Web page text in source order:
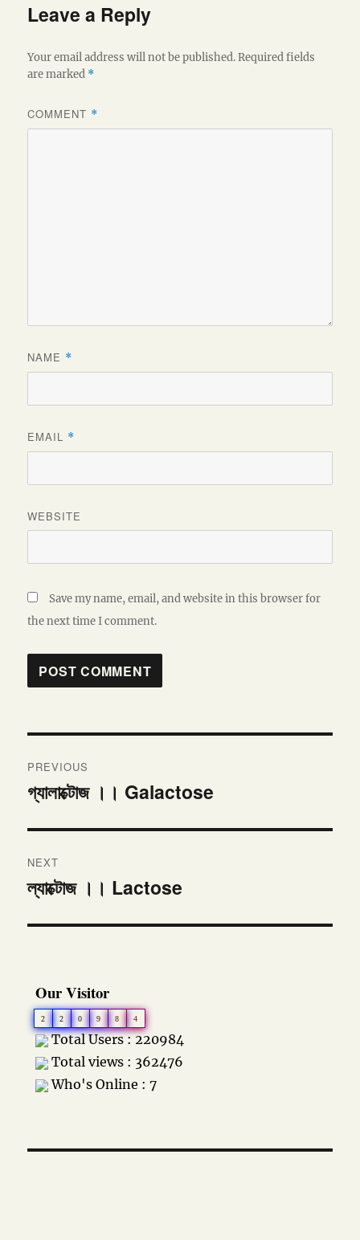
Leave a Reply
Your email address will not be published. Required fields
are marked *
COMMENT *
NAME *
EMAIL *
WEBSITE
Save my name, email, and website in this browser for
the next time I comment.
navigation
PREVIOUS
Previous
গ্যালাক্টোজ ।। Galactose
NEXT
Next
ল্যাক্টোজ ।। Lactose
Our Visitor
2 2 0 9 8 4
Total Users : 220984
Total views : 362476
Who's Online : 7